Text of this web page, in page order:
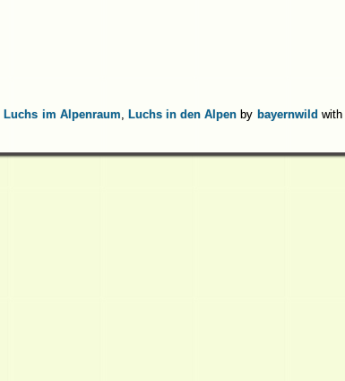
Luchs im Alpenraum, Luchs in den Alpen by bayernwild with